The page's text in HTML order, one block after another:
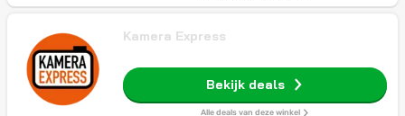
Kamera Express
Bekijk deals
Alle deals van deze winkel